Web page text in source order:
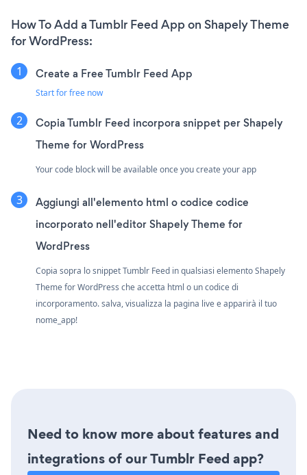
How To Add a Tumblr Feed App on Shapely Theme
for WordPress:
Create a Free Tumblr Feed App
Start for free now
Copia Tumblr Feed incorpora snippet per Shapely
Theme for WordPress
Your code block will be available once you create your app
Aggiungi all'elemento html o codice codice
incorporato nell'editor Shapely Theme for
WordPress
Copia sopra lo snippet Tumblr Feed in qualsiasi elemento Shapely
Theme for WordPress che accetta html o un codice di
incorporamento. salva, visualizza la pagina live e apparirà il tuo
nome_app!
Need to know more about features and
integrations of our Tumblr Feed app?